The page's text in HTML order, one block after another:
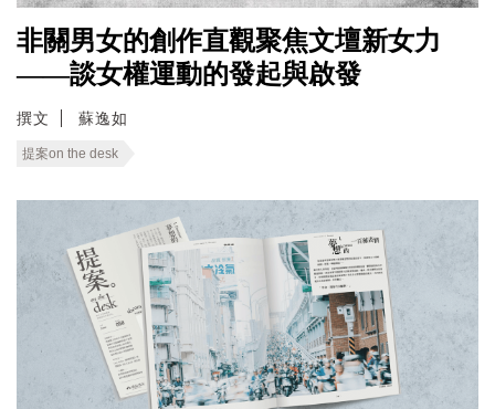
非關男女的創作直觀聚焦文壇新女力
——談女權運動的發起與啟發
撰文 蘇逸如
提案on the desk